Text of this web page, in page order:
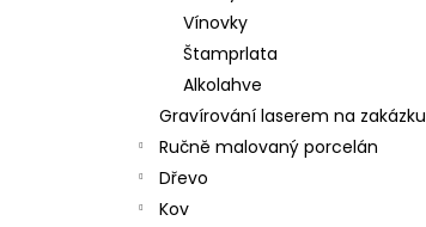
Vínovky
Štamprlata
Alkolahve
Gravírování laserem na zakázku
Ručně malovaný porcelán
Dřevo
Kov